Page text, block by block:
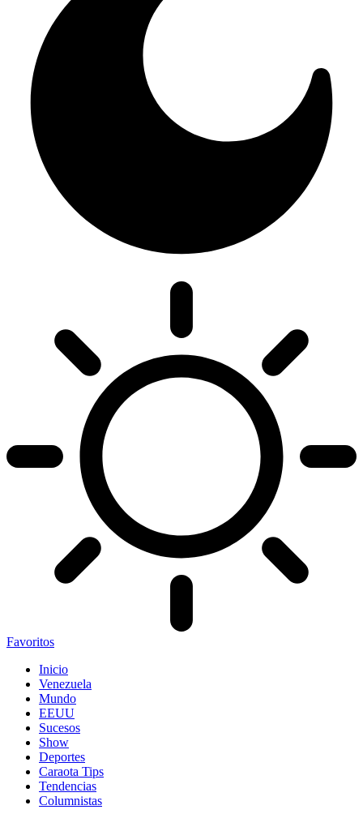
Favoritos
Inicio
Venezuela
Mundo
EEUU
Sucesos
Show
Deportes
Caraota Tips
Tendencias
Columnistas